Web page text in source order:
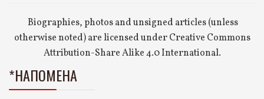
Biographies, photos and unsigned articles (unless
otherwise noted) are licensed under Creative Commons
Attribution-Share Alike 4.0 International.
*НАПОМЕНА